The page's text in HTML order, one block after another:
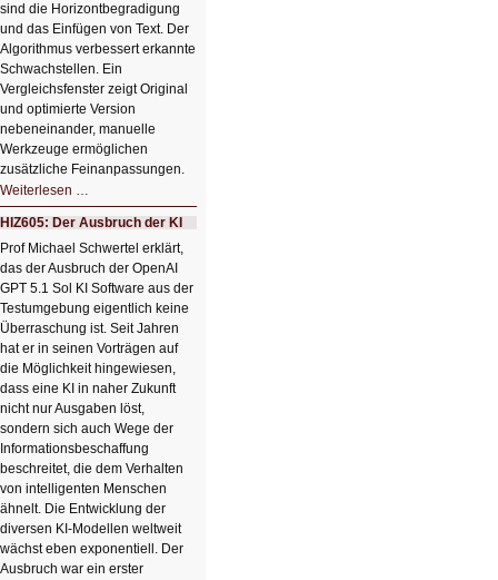
sind die Horizontbegradigung
und das Einfügen von Text. Der
Algorithmus verbessert erkannte
Schwachstellen. Ein
Vergleichsfenster zeigt Original
und optimierte Version
nebeneinander, manuelle
Werkzeuge ermöglichen
zusätzliche Feinanpassungen.
Weiterlesen …
Bildverschönerung
mit
einem
Klick
HIZ606:
Bildverschönerung
mit
einem
Klick
HIZ605: Der Ausbruch der KI
Prof Michael Schwertel erklärt,
das der Ausbruch der OpenAI
GPT 5.1 Sol KI Software aus der
Testumgebung eigentlich keine
Überraschung ist. Seit Jahren
hat er in seinen Vorträgen auf
die Möglichkeit hingewiesen,
dass eine KI in naher Zukunft
nicht nur Ausgaben löst,
sondern sich auch Wege der
Informationsbeschaffung
beschreitet, die dem Verhalten
von intelligenten Menschen
ähnelt. Die Entwicklung der
diversen KI-Modellen weltweit
wächst eben exponentiell. Der
Ausbruch war ein erster